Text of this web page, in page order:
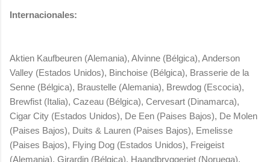
Internacionales:
Aktien Kaufbeuren (Alemania), Alvinne (Bélgica), Anderson
Valley (Estados Unidos), Binchoise (Bélgica), Brasserie de la
Senne (Bélgica), Braustelle (Alemania), Brewdog (Escocia),
Brewfist (Italia), Cazeau (Bélgica), Cervesart (Dinamarca),
Cigar City (Estados Unidos), De Een (Paises Bajos), De Molen
(Paises Bajos), Duits & Lauren (Paises Bajos), Emelisse
(Paises Bajos), Flying Dog (Estados Unidos), Freigeist
(Alemania), Girardin (Bélgica), Haandbryggeriet (Noruega),